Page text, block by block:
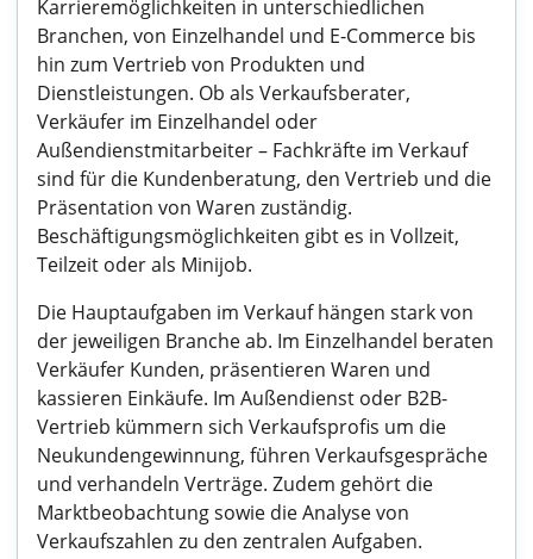
Karrieremöglichkeiten in unterschiedlichen
Branchen, von Einzelhandel und E-Commerce bis
hin zum Vertrieb von Produkten und
Dienstleistungen. Ob als Verkaufsberater,
Verkäufer im Einzelhandel oder
Außendienstmitarbeiter – Fachkräfte im Verkauf
sind für die Kundenberatung, den Vertrieb und die
Präsentation von Waren zuständig.
Beschäftigungsmöglichkeiten gibt es in Vollzeit,
Teilzeit oder als Minijob.
Die Hauptaufgaben im Verkauf hängen stark von
der jeweiligen Branche ab. Im Einzelhandel beraten
Verkäufer Kunden, präsentieren Waren und
kassieren Einkäufe. Im Außendienst oder B2B-
Vertrieb kümmern sich Verkaufsprofis um die
Neukundengewinnung, führen Verkaufsgespräche
und verhandeln Verträge. Zudem gehört die
Marktbeobachtung sowie die Analyse von
Verkaufszahlen zu den zentralen Aufgaben.